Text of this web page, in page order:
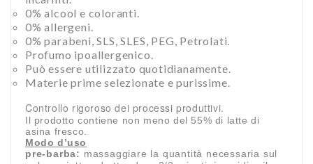
0% alcool e coloranti.
0% allergeni.
0% parabeni, SLS, SLES, PEG, Petrolati.
Profumo ipoallergenico.
Può essere utilizzato quotidianamente.
Materie prime selezionate e purissime.
Controllo rigoroso dei processi produttivi.
Il prodotto contiene non meno del 55% di latte di
asina fresco.
Modo d’uso
pre-barba: massaggiare la quantità necessaria sul